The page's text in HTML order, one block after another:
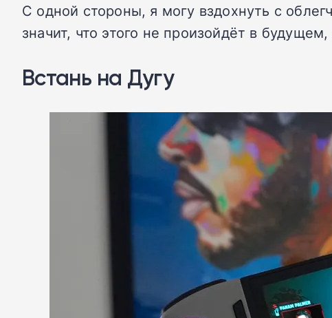
С одной стороны, я могу вздохнуть с
значит, что этого не произойдёт в
Встань на Дугу